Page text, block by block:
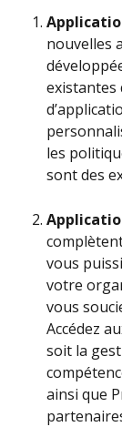
nouvelles
existantes
les
sont des
vous
votre
vous
Accédez
soit la
ainsi que